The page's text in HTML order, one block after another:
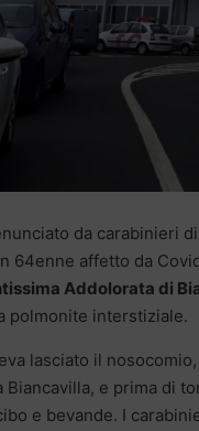
da carabinieri
64enne affetto da
Addolorata di
polmonite interstiziale.
lasciato il
Biancavilla, e prima di
e bevande. I